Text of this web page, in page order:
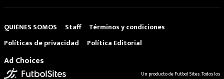
QUIÉNES SOMOS Staff
Términos y condiciones
Políticas de privacidad
Política Editorial
Ad Choices
Un producto de Futbol Sites. Todos los